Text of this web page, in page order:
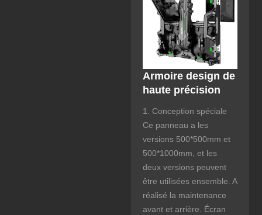
Armoire design de
haute précision
1. Conception spéciale
Ce panneau a les
versions 500*500mm et
500*1000mm, et les
deux versions peuvent
être utilisées ensemble. A
réalisé la maintenance
avant et arrière. Écran